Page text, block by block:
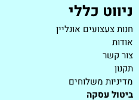
ניווט כללי
חנות צעצועים אונליין
אודות
צור קשר
תקנון
מדיניות משלוחים
ביטול עסקה